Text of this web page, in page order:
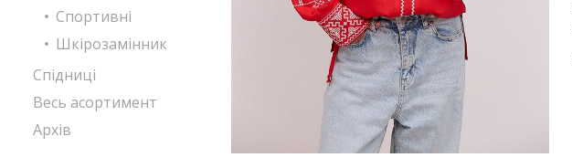
Спортивні
Шкірозамінник
Спідниці
Весь асортимент
Архів